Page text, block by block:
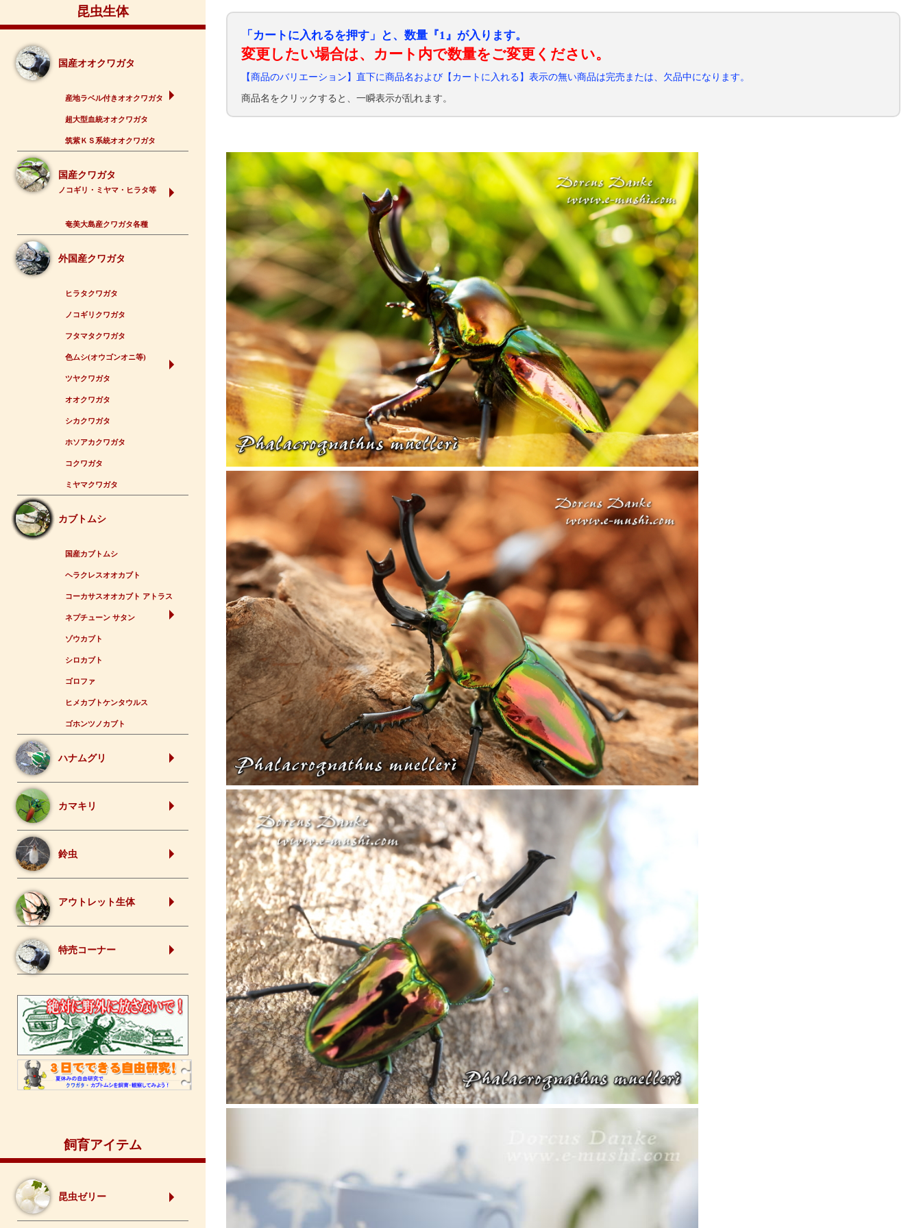
昆虫生体
国産オオクワガタ
産地ラベル付きオオクワガタ
超大型血統オオクワガタ
筑紫ＫＳ系統オオクワガタ
国産クワガタ
ノコギリ・ミヤマ・ヒラタ等
奄美大島産クワガタ各種
外国産クワガタ
ヒラタクワガタ
ノコギリクワガタ
フタマタクワガタ
色ムシ(オウゴンオニ等)
ツヤクワガタ
オオクワガタ
シカクワガタ
ホソアカクワガタ
コクワガタ
ミヤマクワガタ
カブトムシ
国産カブトムシ
ヘラクレスオオカブト
コーカサスオオカブト アトラス
ネプチューン サタン
ゾウカブト
シロカブト
ゴロファ
ヒメカブトケンタウルス
ゴホンツノカブト
ハナムグリ
カマキリ
鈴虫
アウトレット生体
特売コーナー
飼育アイテム
昆虫ゼリー
「カートに入れるを押す」と、数量『1』が入ります。
変更したい場合は、カート内で数量をご変更ください。
【商品のバリエーション】直下に商品名および【カートに入れる】表示の無い商品は完売または、欠品中になります。
商品名をクリックすると、一瞬表示が乱れます。